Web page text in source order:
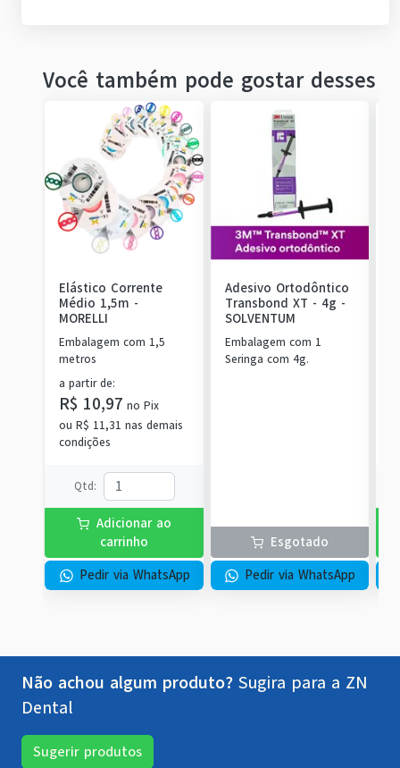
Você também pode gostar desses
Elástico Corrente
Médio 1,5m -
MORELLI
Embalagem com 1,5
metros
a partir de:
R$ 10,97 noPix
ouR$ 11,31 nas demais
condições
Qtd:
Adicionar ao
carrinho
Pedir via WhatsApp
Adesivo Ortodôntico
Transbond XT - 4g -
SOLVENTUM
Embalagem com 1
Seringa com 4g.
Esgotado
Pedir via WhatsApp
Não achou algum produto? Sugira para a ZN
Dental
Sugerir produtos